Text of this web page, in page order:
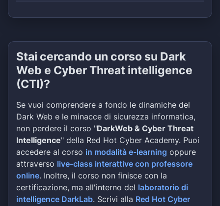
Stai cercando un corso su Dark
Web e Cyber Threat intelligence
(CTI)?
Se vuoi comprendere a fondo le dinamiche del
Dark Web e le minacce di sicurezza informatica,
non perdere il corso "DarkWeb & Cyber Threat
Intelligence" della Red Hot Cyber Academy. Puoi
accedere al corso in modalità e-learning oppure
attraverso live-class interattive con professore
online. Inoltre, il corso non finisce con la
certificazione, ma all'interno del laboratorio di
intelligence DarkLab. Scrivi alla Red Hot Cyber